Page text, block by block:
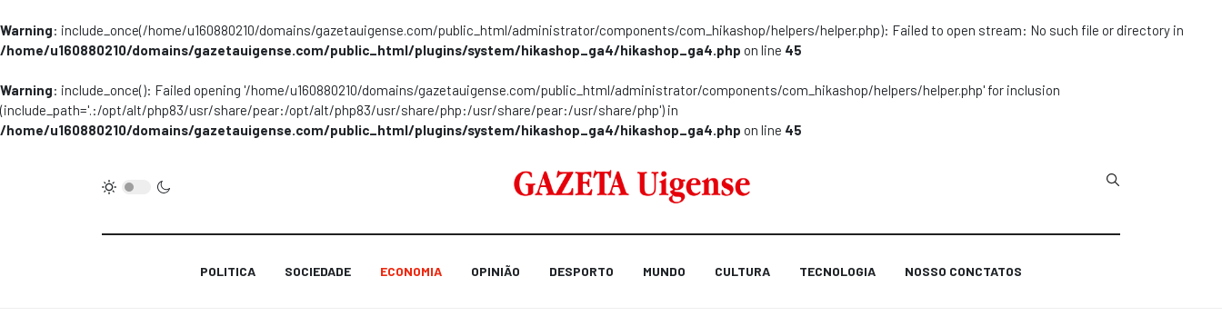
Warning: include_once(/home/u160880210/domains/gazetauigense.com/public_html/administrator/components/com_hikashop/helpers/helper.php): Failed to open stream: No such file or directory in
/home/u160880210/domains/gazetauigense.com/public_html/plugins/system/hikashop_ga4/hikashop_ga4.php on line 45
Warning: include_once(): Failed opening '/home/u160880210/domains/gazetauigense.com/public_html/administrator/components/com_hikashop/helpers/helper.php' for inclusion
(include_path='.:/opt/alt/php83/usr/share/pear:/opt/alt/php83/usr/share/php:/usr/share/pear:/usr/share/php') in
/home/u160880210/domains/gazetauigense.com/public_html/plugins/system/hikashop_ga4/hikashop_ga4.php on line 45
Type 2 or more
POLITICA SOCIEDADE ECONOMIA OPINIÃO DESPORTO MUNDO CULTURA TECNOLOGIA NOSSO CONCTATOS